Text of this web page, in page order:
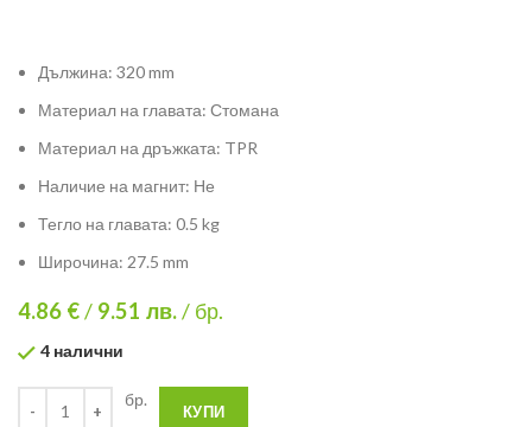
Дължина: 320 mm
Материал на главата: Стомана
Материал на дръжката: TPR
Наличие на магнит: Не
Тегло на главата: 0.5 kg
Широчина: 27.5 mm
4.86 €/ 9.51 лв./ бр.
4 налични
бр.
КУПИ